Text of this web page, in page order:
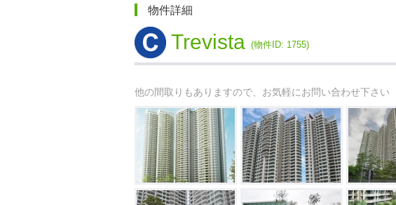
物件詳細
Trevista (物件ID: 1755)
他の間取りもありますので、お気軽にお問い合わせ下さい